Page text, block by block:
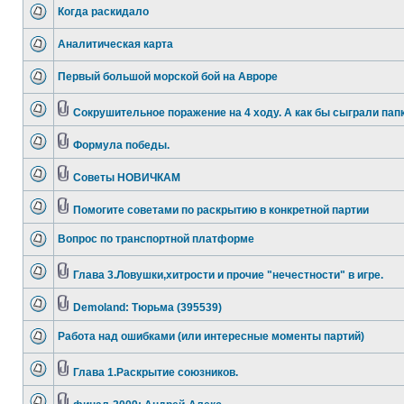
Когда раскидало
Аналитическая карта
Первый большой морской бой на Авроре
Сокрушительное поражение на 4 ходу. А как бы сыграли
Формула победы.
Советы НОВИЧКАМ
Помогите советами по раскрытию в конкретной партии
Вопрос по транспортной платформе
Глава 3.Ловушки,хитрости и прочие "нечестности" в игре.
Demoland: Тюрьма (395539)
Работа над ошибками (или интересные моменты партий)
Глава 1.Раскрытие союзников.